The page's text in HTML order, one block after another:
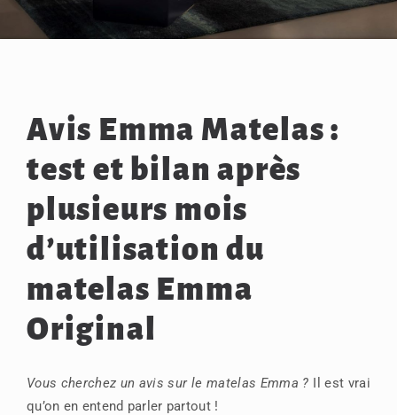
Avis Emma Matelas :
test et bilan après
plusieurs mois
d’utilisation du
matelas Emma
Original
Vous cherchez un avis sur le matelas Emma ? Il est vrai
qu’on en entend parler partout !